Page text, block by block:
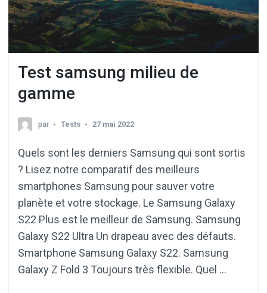
Test samsung milieu de
gamme
par Tests 27 mai 2022
Quels sont les derniers Samsung qui sont sortis
? Lisez notre comparatif des meilleurs
smartphones Samsung pour sauver votre
planète et votre stockage. Le Samsung Galaxy
S22 Plus est le meilleur de Samsung. Samsung
Galaxy S22 Ultra Un drapeau avec des défauts.
Smartphone Samsung Galaxy S22. Samsung
Galaxy Z Fold 3 Toujours très flexible. Quel …